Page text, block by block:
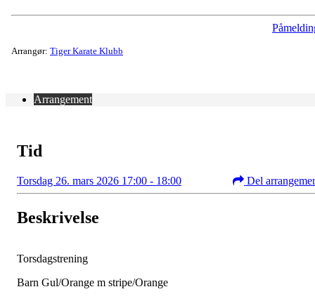
Arrangør: Tiger Karate Klubb
Arrangement
Tid
Torsdag 26. mars 2026 17:00 - 18:00 Del
Beskrivelse
Torsdagstrening
Barn Gul/Orange m stripe/Orange